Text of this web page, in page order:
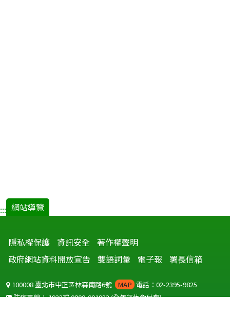
::: 網站導覽
隱私權保護 資訊安全 著作權聲明
政府網站資料開放宣告
雙語詞彙 電子報 署長信箱
100008 臺北市中正區林森南路6號 MAP 電話：02-2395-9825
防疫專線：1922或0800-001922(全年無休免付費)